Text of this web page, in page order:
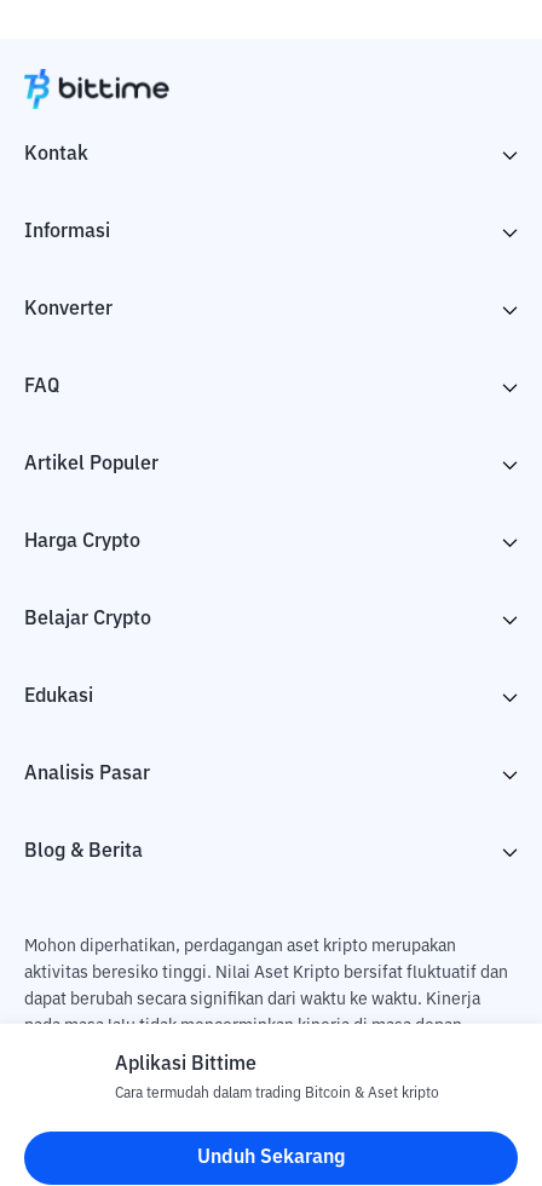
Kontak
Informasi
Konverter
FAQ
Artikel Populer
Harga Crypto
Belajar Crypto
Edukasi
Analisis Pasar
Blog & Berita
Mohon diperhatikan, perdagangan aset kripto merupakan
aktivitas beresiko tinggi. Nilai Aset Kripto bersifat fluktuatif dan
dapat berubah secara signifikan dari waktu ke waktu. Kinerja
pada masa lalu tidak mencerminkan kinerja di masa depan.
Terdapat risiko kehilangan sebagai dampak dari membeli dan
pengguna. PT Utama Aset Digital Indonesia (Bittime) tidak
bertanggung jawab atas perubahan fluktuasi dari nilai tukar Aset
Kripto.
Aplikasi Bittime
Cara termudah dalam trading Bitcoin & Aset kripto
Unduh Sekarang